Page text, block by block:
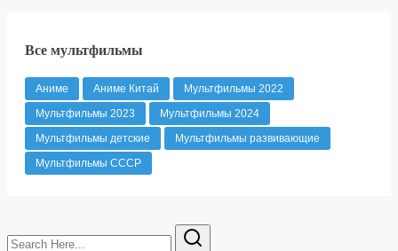
Все мультфильмы
Аниме Аниме Китай
Мультфильмы 2022
Мультфильмы 2023
Мультфильмы 2024
Мультфильмы детские
Мультфильмы развивающие
Мультфильмы СССР
Search